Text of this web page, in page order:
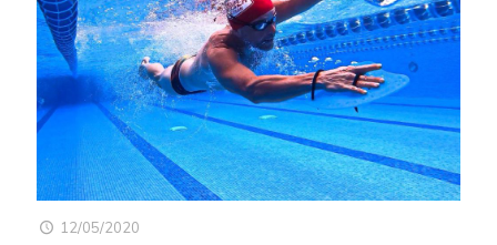
12/05/2020